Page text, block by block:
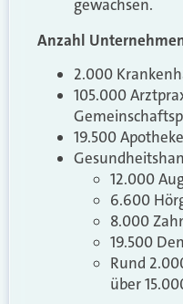
gewachsen.
Anzahl
2.000
105.000
19.500
12.000
6.600
8.000
19.500
Rund
über